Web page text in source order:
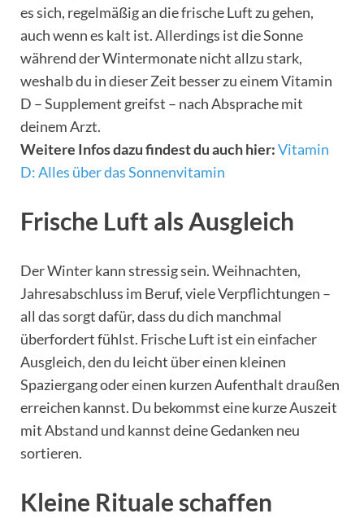
es sich, regelmäßig an die frische Luft zu gehen,
auch wenn es kalt ist. Allerdings ist die Sonne
während der Wintermonate nicht allzu stark,
weshalb du in dieser Zeit besser zu einem Vitamin
D – Supplement greifst – nach Absprache mit
deinem Arzt.
Weitere Infos dazu findest du auch hier:Vitamin
D: Alles über das Sonnenvitamin
Frische Luft als Ausgleich
Der Winter kann stressig sein. Weihnachten,
Jahresabschluss im Beruf, viele Verpflichtungen –
all das sorgt dafür, dass du dich manchmal
überfordert fühlst. Frische Luft ist ein einfacher
Ausgleich, den du leicht über einen kleinen
Spaziergang oder einen kurzen Aufenthalt draußen
erreichen kannst. Du bekommst eine kurze Auszeit
mit Abstand und kannst deine Gedanken neu
sortieren.
Kleine Rituale schaffen